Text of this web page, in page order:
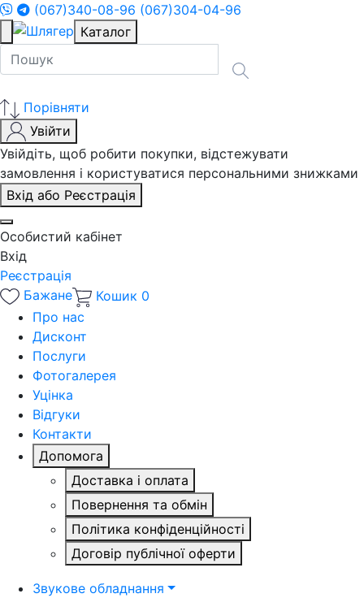
(067)340-08-96 (067)304-04-96
Каталог
Порівняти
Увійти
Увійдіть, щоб робити покупки, відстежувати
замовлення і користуватися персональними знижками
Вхід або Реєстрація
Особистий кабінет
Вхід
Реєстрація
Бажане
Кошик 0
Про нас
Дисконт
Послуги
Фотогалерея
Уцінка
Відгуки
Контакти
Допомога
Доставка і оплата
Повернення та обмін
Політика конфіденційності
Договір публічної оферти
Звукове обладнання